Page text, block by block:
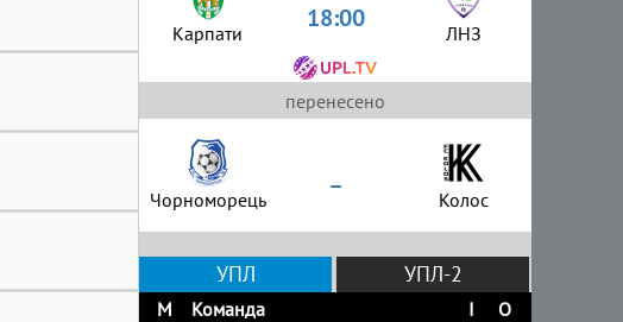
Карпати 18:00 ЛНЗ
перенесено
Чорноморець – Колос
УПЛ УПЛ-2
М Команда І
О